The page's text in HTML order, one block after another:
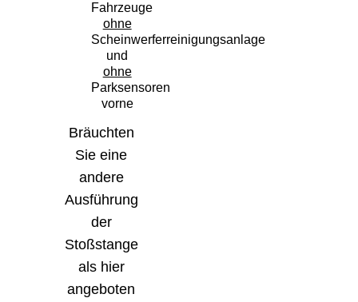
Fahrzeuge
ohne
Scheinwerferreinigungsanlage
und
ohne
Parksensoren
vorne
Bräuchten
Sie eine
andere
Ausführung
der
Stoßstange
als hier
angeboten